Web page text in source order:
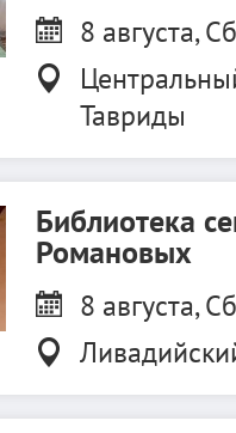
8 августа,
Тавриды
Библиотека
Романовых
8 августа,